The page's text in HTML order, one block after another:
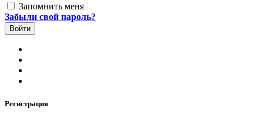
Запомнить меня
Забыли свой пароль?
Регистрация